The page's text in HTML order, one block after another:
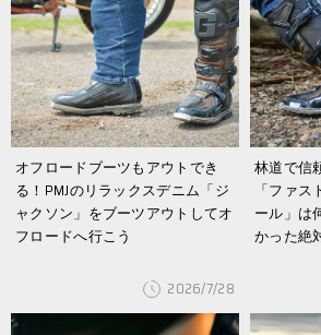
オフロードブーツもアウトでき
る！PMJのリラックスデニム「ジ
ャクソン」をブーツアウトしてオ
フロードへ行こう
2026/7/28
林道で信
「ファ
ール」は
かった絶